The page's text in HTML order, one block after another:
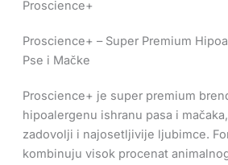
Proscience+
Proscience+ – Super Premium
Pse i Mačke
Proscience+ je super premium
hipoalergenu ishranu pasa i
zadovolji i najosetljivije ljubimce.
kombinuju visok procenat